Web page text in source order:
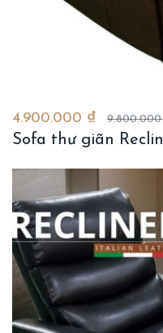
4.900.000 ₫
Sofa thư giãn